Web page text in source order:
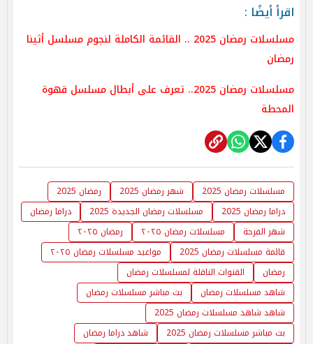
اقرأ أيضًا :
مسلسلات رمضان 2025 .. القائمة الكاملة لنجوم مسلسل أثينا
رمضان
مسلسلات رمضان 2025.. تعرف على أبطال مسلسل قهوة
المحطة
مسلسلات رمضان 2025 شهر رمضان 2025
رمضان 2025
دراما رمضان 2025
مسلسلات رمضان الجديدة 2025
دراما رمضان
شهر الفرحة
مسلسلات رمضان ٢٠٢٥
رمضان ٢٠٢٥
قائمة مسلسلات رمضان 2025
مواعيد مسلسلات رمضان ٢٠٢٥
رمضان
القنوات الناقلة لمسلسلات رمضان
شاهد مسلسلات رمضان
بث مباشر مسلسلات رمضان
شاهد شاهد مسلسلات رمضان 2025
بث مباشر مسلسلات رمضان 2025
شاهد دراما رمضان